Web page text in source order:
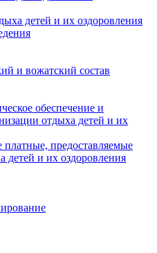
детей и их оздоровления
и вожатский состав
обеспечение и
отдыха детей и их
платные, предоставляемые
детей и их оздоровления